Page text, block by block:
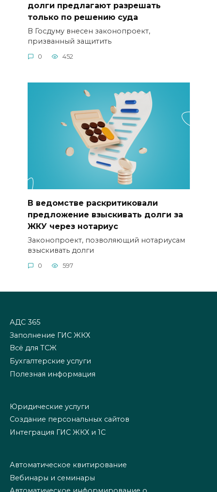
долги предлагают разрешать
только по решению суда
В Госдуму внесен законопроект,
призванный защитить
0 452
В ведомстве раскритиковали
предложение взыскивать долги за
ЖКУ через нотариус
Законопроект, позволяющий нотариусам
взыскивать долги
0 597
АДС 365
Заполнение ГИС ЖКХ
Всё для ТСЖ
Бухгалтерские услуги
Полезная информация
Юридические услуги
Создание персональных сайтов
Интеграция ГИС ЖКХ и 1С
Автоматическое квитирование
Вебинары и семинары